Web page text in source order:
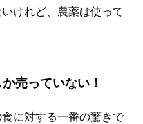
けれど、農薬は使って
売っていない！
に対する一番の驚きで